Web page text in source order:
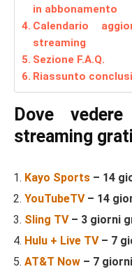
in abbonamento
Calendario
streaming
Sezione F.A.Q.
Riassunto
Dove
streaming
Kayo Sports – 14
YouTubeTV– 14
Sling TV– 3 giorni
Hulu + Live TV– 7
AT&T Now – 7